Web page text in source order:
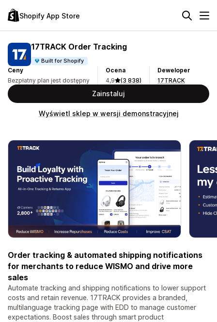
Shopify App Store
17TRACK Order Tracking
Built for Shopify
Ceny
Bezpłatny plan jest dostępny
Ocena
4,9
(3 838)
Deweloper
17TRACK
Zainstaluj
Wyświetl sklep w wersji demonstracyjnej
Order tracking & automated shipping notifications
for merchants to reduce WISMO and drive more
sales
Automate tracking and shipping notifications to lower support
costs and retain revenue. 17TRACK provides a branded,
multilanguage tracking page with EDD to manage customer
expectations. Boost sales through smart product